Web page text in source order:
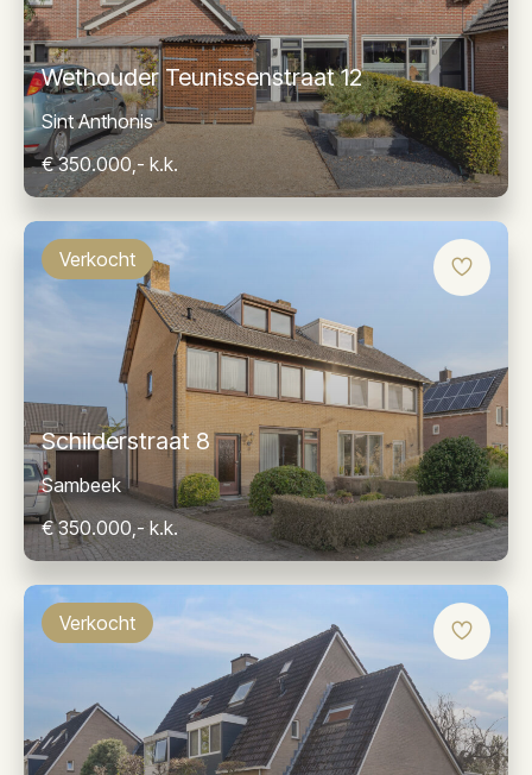
Wethouder Teunissenstraat 12
Sint Anthonis
€ 350.000,- k.k.
Verkocht
Schilderstraat 8
Sambeek
€ 350.000,- k.k.
Verkocht